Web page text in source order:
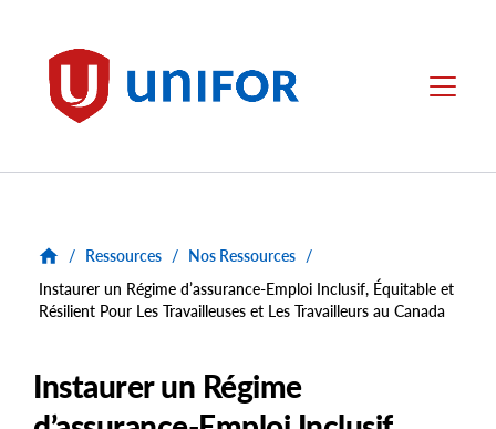
Unifor Menu
/ Ressources / Nos Ressources /
Instaurer un Régime d’assurance-Emploi Inclusif, Équitable et
Résilient Pour Les Travailleuses et Les Travailleurs au Canada
Instaurer un Régime